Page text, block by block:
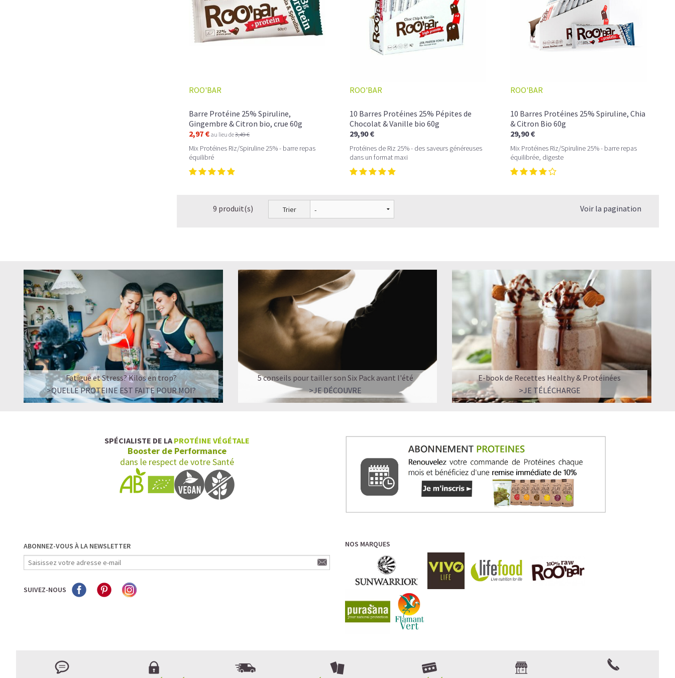
ROO'BAR
Barre Protéine 25% Spiruline,
Gingembre & Citron bio, crue 60g
2,97 € au lieu de3,49 €
Mix Protéines Riz/Spiruline 25% - barre repas
équilibré
ROO'BAR
10 Barres Protéines 25% Pépites de
Chocolat & Vanille bio 60g
29,90 €
Protéines de Riz 25% - des saveurs généreuses
dans un format maxi
ROO'BAR
10 Barres Protéines 25% Spiruline, Chia
& Citron Bio 60g
29,90 €
Mix Protéines Riz/Spiruline 25% - barre repas
équilibrée, digeste
9 produit(s) Trier Voir la pagination
Fatigue et Stress? Kilos en trop?
>QUELLE PROTEINE EST FAITE POUR MOI?
5 conseils pour tailler son Six Pack avant l'été
>JE DÉCOUVRE
E-book de Recettes Healthy & Protéinées
>JE TÉLÉCHARGE
SPÉCIALISTE DE LA PROTÉINE VÉGÉTALE
Booster de Performance
dans le respect de votre Santé
ABONNEZ-VOUS À LA NEWSLETTER
SUIVEZ-NOUS
NOS MARQUES